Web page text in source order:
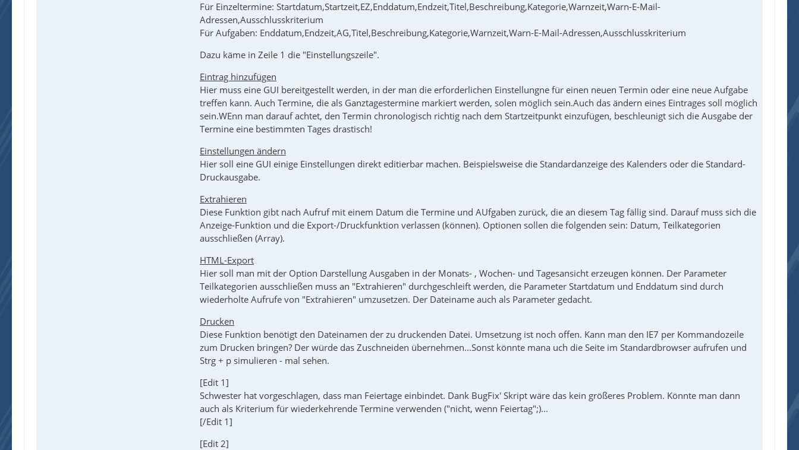
Für Einzeltermine: Startdatum,Startzeit,EZ,Enddatum,Endzeit,Titel,Beschreibung,Kategorie,Warnzeit,Warn-E-Mail-
Adressen,Ausschlusskriterium
Für Aufgaben: Enddatum,Endzeit,AG,Titel,Beschreibung,Kategorie,Warnzeit,Warn-E-Mail-Adressen,Ausschlusskriterium
Dazu käme in Zeile 1 die "Einstellungszeile".
Eintrag hinzufügen
Hier muss eine GUI bereitgestellt werden, in der man die erforderlichen Einstellungne für einen neuen Termin oder eine neue Aufgabe
treffen kann. Auch Termine, die als Ganztagestermine markiert werden, solen möglich sein.Auch das ändern eines Eintrages soll möglich
sein.WEnn man darauf achtet, den Termin chronologisch richtig nach dem Startzeitpunkt einzufügen, beschleunigt sich die Ausgabe der
Termine eine bestimmten Tages drastisch!
Einstellungen ändern
Hier soll eine GUI einige Einstellungen direkt editierbar machen. Beispielsweise die Standardanzeige des Kalenders oder die Standard-
Druckausgabe.
Extrahieren
Diese Funktion gibt nach Aufruf mit einem Datum die Termine und AUfgaben zurück, die an diesem Tag fällig sind. Darauf muss sich die
Anzeige-Funktion und die Export-/Druckfunktion verlassen (können). Optionen sollen die folgenden sein: Datum, Teilkategorien
ausschließen (Array).
HTML-Export
Hier soll man mit der Option Darstellung Ausgaben in der Monats- , Wochen- und Tagesansicht erzeugen können. Der Parameter
Teilkategorien ausschließen muss an "Extrahieren" durchgeschleift werden, die Parameter Startdatum und Enddatum sind durch
wiederholte Aufrufe von "Extrahieren" umzusetzen. Der Dateiname auch als Parameter gedacht.
Drucken
Diese Funktion benötigt den Dateinamen der zu druckenden Datei. Umsetzung ist noch offen. Kann man den IE7 per Kommandozeile
zum Drucken bringen? Der würde das Zuschneiden übernehmen...Sonst könnte mana uch die Seite im Standardbrowser aufrufen und
Strg + p simulieren - mal sehen.
[Edit 1]
Schwester hat vorgeschlagen, dass man Feiertage einbindet. Dank BugFix' Skript wäre das kein größeres Problem. Könnte man dann
auch als Kriterium für wiederkehrende Termine verwenden ("nicht, wenn Feiertag";)...
[/Edit 1]
[Edit 2]